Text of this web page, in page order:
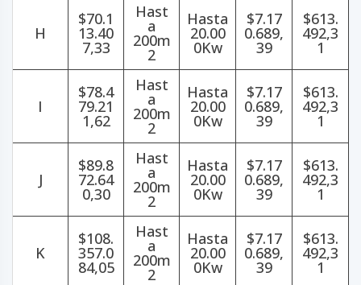
H
$70.1
13.40
7,33
Hast
a
200m
2
Hasta
20.00
0Kw
$7.17
0.689,
39
$613.
492,3
1
I
$78.4
79.21
1,62
Hast
a
200m
2
Hasta
20.00
0Kw
$7.17
0.689,
39
$613.
492,3
1
J
$89.8
72.64
0,30
Hast
a
200m
2
Hasta
20.00
0Kw
$7.17
0.689,
39
$613.
492,3
1
K
$108.
357.0
84,05
Hast
a
200m
2
Hasta
20.00
0Kw
$7.17
0.689,
39
$613.
492,3
1